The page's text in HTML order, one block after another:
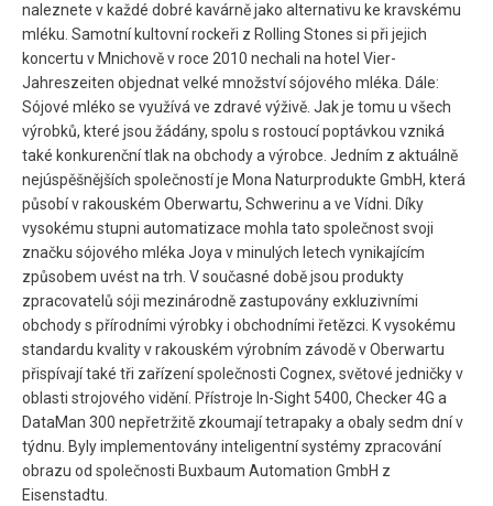
naleznete v každé dobré kavárně jako alternativu ke kravskému
mléku. Samotní kultovní rockeři z Rolling Stones si při jejich
koncertu v Mnichově v roce 2010 nechali na hotel Vier-
Jahreszeiten objednat velké množství sójového mléka. Dále:
Sójové mléko se využívá ve zdravé výživě. Jak je tomu u všech
výrobků, které jsou žádány, spolu s rostoucí poptávkou vzniká
také konkurenční tlak na obchody a výrobce. Jedním z aktuálně
nejúspěšnějších společností je Mona Naturprodukte GmbH, která
působí v rakouském Oberwartu, Schwerinu a ve Vídni. Díky
vysokému stupni automatizace mohla tato společnost svoji
značku sójového mléka Joya v minulých letech vynikajícím
způsobem uvést na trh. V současné době jsou produkty
zpracovatelů sóji mezinárodně zastupovány exkluzivními
obchody s přírodními výrobky i obchodními řetězci. K vysokému
standardu kvality v rakouském výrobním závodě v Oberwartu
přispívají také tři zařízení společnosti Cognex, světové jedničky v
oblasti strojového vidění. Přístroje In-Sight 5400, Checker 4G a
DataMan 300 nepřetržitě zkoumají tetrapaky a obaly sedm dní v
týdnu. Byly implementovány inteligentní systémy zpracování
obrazu od společnosti Buxbaum Automation GmbH z
Eisenstadtu.